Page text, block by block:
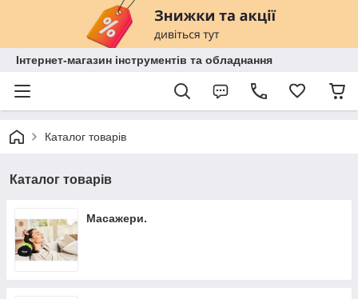
Інтернет-магазин інструментів та обладнання
Каталог товарів
Каталог товарів
Масажери.